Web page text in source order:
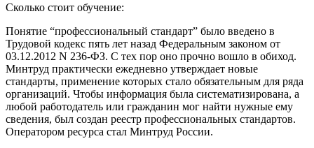
Сколько стоит обучение:
Понятие “профессиональный стандарт” было введено в
Трудовой кодекс пять лет назад Федеральным законом от
03.12.2012 N 236-ФЗ. С тех пор оно прочно вошло в обиход.
Минтруд практически ежедневно утверждает новые
стандарты, применение которых стало обязательным для ряда
организаций. Чтобы информация была систематизирована, а
любой работодатель или гражданин мог найти нужные ему
сведения, был создан реестр профессиональных стандартов.
Оператором ресурса стал Минтруд России.